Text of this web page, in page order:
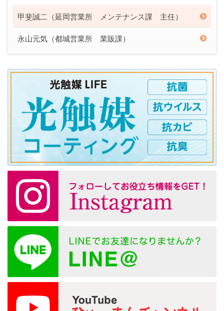
甲斐誠二（延岡営業所 メンテナンス課 主任）
永山元気（都城営業所 業販課）